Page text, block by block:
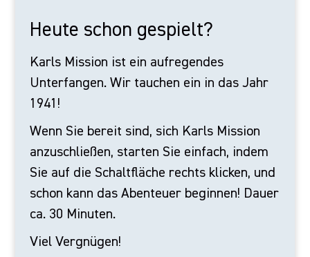
Heute schon gespielt?
Karls Mission ist ein aufregendes
Unterfangen. Wir tauchen ein in das Jahr
1941!
Wenn Sie bereit sind, sich Karls Mission
anzuschließen, starten Sie einfach, indem
Sie auf die Schaltfläche rechts klicken, und
schon kann das Abenteuer beginnen! Dauer
ca. 30 Minuten.
Viel Vergnügen!